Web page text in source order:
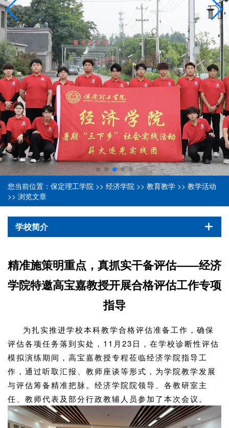
您当前位置： 保定理工学院 >> 经济学院 >> 教育教学 >> 教学活动
>> 浏览文章
学校简介
精准施策明重点，真抓实干备评估——经济
学院特邀高宝嘉教授开展合格评估工作专项
指导
为扎实推进学校本科教学合格评估准备工作，确保
评估各项任务落到实处，11月23日，在学校诊断性评估
模拟演练期间，高宝嘉教授专程莅临经济学院指导工
作，通过听取汇报、教师座谈等形式，为学院教学发展
与评估筹备精准把脉。经济学院院领导、各教研室主
任、教师代表及部分行政教辅人员参加了本次会议。